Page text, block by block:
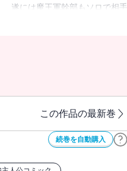
遂には魔王軍幹部もソロで相手
この作品の最新巻
続巻を自動購入